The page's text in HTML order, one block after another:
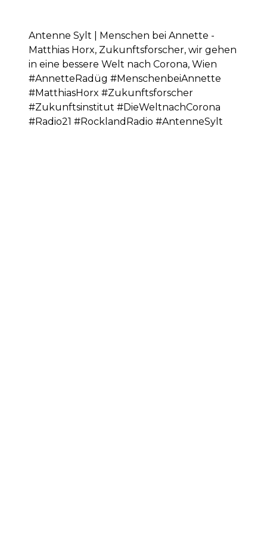
Antenne Sylt | Menschen bei Annette -
Matthias Horx, Zukunftsforscher, wir gehen
in eine bessere Welt nach Corona, Wien
#AnnetteRadüg #MenschenbeiAnnette
#MatthiasHorx #Zukunftsforscher
#Zukunftsinstitut #DieWeltnachCorona
#Radio21 #RocklandRadio #AntenneSylt